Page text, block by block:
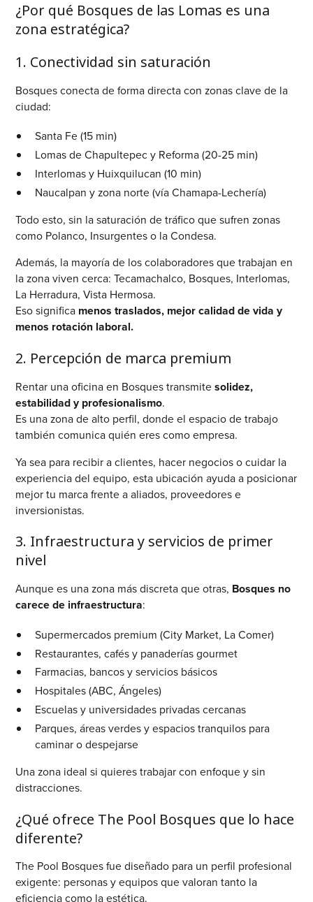
¿Por qué Bosques de las Lomas es una
zona estratégica?
1. Conectividad sin saturación
Bosques conecta de forma directa con zonas clave de la
ciudad:
Santa Fe (15 min)
Lomas de Chapultepec y Reforma (20-25 min)
Interlomas y Huixquilucan (10 min)
Naucalpan y zona norte (vía Chamapa-Lechería)
Todo esto, sin la saturación de tráfico que sufren zonas
como Polanco, Insurgentes o la Condesa.
Además, la mayoría de los colaboradores que trabajan en
la zona viven cerca: Tecamachalco, Bosques, Interlomas,
La Herradura, Vista Hermosa.
Eso significa menos traslados, mejor calidad de vida y
menos rotación laboral.
2. Percepción de marca premium
Rentar una oficina en Bosques transmitesolidez,
estabilidad y profesionalismo.
Es una zona de alto perfil, donde el espacio de trabajo
también comunica quién eres como empresa.
Ya sea para recibir a clientes, hacer negocios o cuidar la
experiencia del equipo, esta ubicación ayuda a posicionar
mejor tu marca frente a aliados, proveedores e
inversionistas.
3. Infraestructura y servicios de primer
nivel
Aunque es una zona más discreta que otras, Bosques no
carece de infraestructura:
Supermercados premium (City Market, La Comer)
Restaurantes, cafés y panaderías gourmet
Farmacias, bancos y servicios básicos
Hospitales (ABC, Ángeles)
Escuelas y universidades privadas cercanas
Parques, áreas verdes y espacios tranquilos para
caminar o despejarse
Una zona ideal si quieres trabajar con enfoque y sin
distracciones.
¿Qué ofrece The Pool Bosques que lo hace
diferente?
The Pool Bosques fue diseñado para un perfil profesional
exigente: personas y equipos que valoran tanto la
eficiencia como la estética.